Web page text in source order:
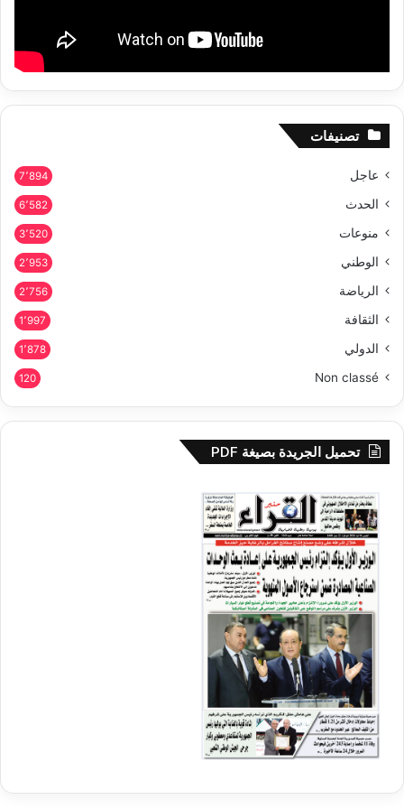
تصنيفات
عاجل 7٬894
الحدث 6٬582
منوعات 3٬520
الوطني 2٬953
الرياضة 2٬756
الثقافة 1٬997
الدولي 1٬878
Non classé
120
تحميل الجريدة بصيغة PDF